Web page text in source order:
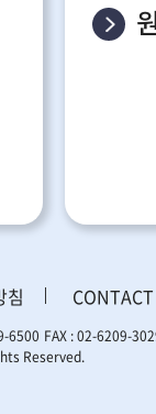
침 CONTACT
6500 FAX : 02-6209-
Reserved.